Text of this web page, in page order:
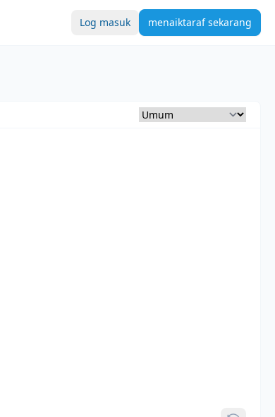
Log masuk menaiktaraf sekarang